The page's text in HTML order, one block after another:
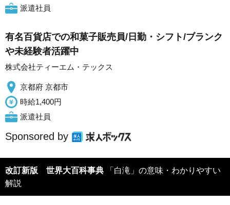
派遣社員
有名百貨店での和菓子販売員/日勤・シフト/ブランク
や未経験者活躍中
株式会社ティーエム・テックス
京都府 京都市
時給1,400円
派遣社員
Sponsored by
改訂新版 世界大百科事典
解説